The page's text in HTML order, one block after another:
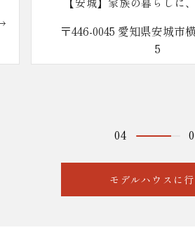
〒446-0043 愛知県安城市
番地1
営業時間 10:00〜18:00（
05
モデルハウスに行